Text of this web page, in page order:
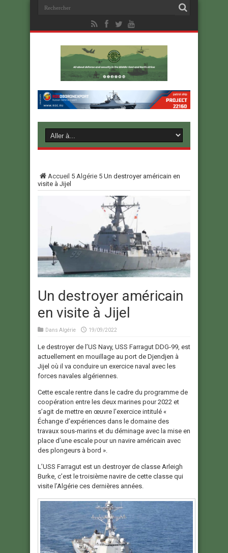
Accueil 5 Algérie 5 Un destroyer américain en
visite à Jijel
Un destroyer américain
en visite à Jijel
Dans Algérie 19/09/2022
Le destroyer de l’US Navy, USS Farragut DDG-99, est
actuellement en mouillage au port de Djendjen à
Jijel où il va conduire un exercice naval avec les
forces navales algériennes.
Cette escale rentre dans le cadre du programme de
coopération entre les deux marines pour 2022 et
s’agit de mettre en œuvre l’exercice intitulé «
Échange d’expériences dans le domaine des
travaux sous-marins et du déminage avec la mise en
place d’une escale pour un navire américain avec
des plongeurs à bord ».
L’USS Farragut est un destroyer de classe Arleigh
Burke, c’est le troisième navire de cette classe qui
visite l’Algérie ces dernières années.